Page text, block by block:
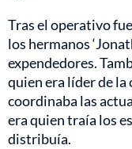
Tras el operativo
los hermanos
expendedores.
quien era líder de
coordinaba las
era quien traía los
distribuía.